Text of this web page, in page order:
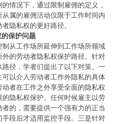
情况下，通过限制雇佣的定义，
属的雇佣活动仅限于工作时间内
隐私权的更好路径。
保护问题
从工作场所延伸到工作场所领域
的劳动者隐私权保护路径。针对
径，学者们提出了以下对策。一
以介入劳动者工作外隐私的具体
者在工作之外享受全面的隐私权
隐私权保护。任何时候雇主以劳
的，需要提供一个强有力的正当
段后才适用监控手段。三是针对